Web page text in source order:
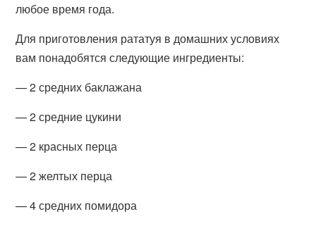
любое время года.
Для приготовления рататуя в домашних условиях
вам понадобятся следующие ингредиенты:
— 2 средних баклажана
— 2 средние цукини
— 2 красных перца
— 2 желтых перца
— 4 средних помидора